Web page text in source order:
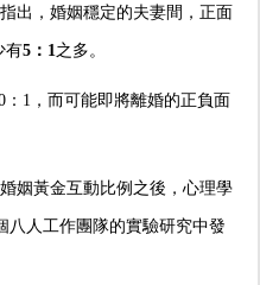
出，婚姻穩定的夫妻間，正面
有5：1 之多。
1，而可能即將離婚的正負面
姻黃金互動比例之後，心理學
八人工作團隊的實驗研究中發